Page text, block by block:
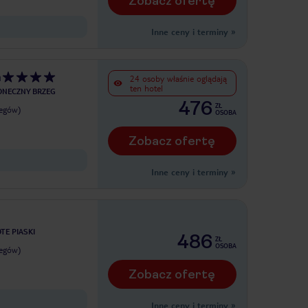
Inne ceny i terminy »
BRZEG
24 osoby właśnie oglądają
ten hotel
476 ZŁ
OSOBA
Zobacz ofertę
Inne ceny i terminy »
PIASKI 486 ZŁ
OSOBA
Zobacz ofertę
Inne ceny i terminy »